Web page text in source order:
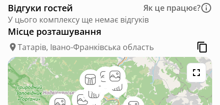
Відгуки гостей
Як це працює?
У цього комплексу ще немає відгуків
Місце розташування
Татарів, Івано-Франківська область